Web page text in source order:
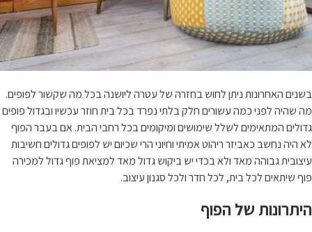
בשנים האחרונות ניתן לחוש בחזרה של עטרה ליושנה בכל מה שקשור לפופים.
מה שהיה לפני כמה עשורים חלק בלתי נפרד בכל בית חוזר עכשיו ובגדול פופים
גדולים המתאימים לשלל שימושים ומיקומים בכל רחבי הבית. אם בעבר הפוף
לא היה נחשב כאביזר ריהוט אמיתי וחיוני הרי שכיום יש לפופים גדולים חשיבות
עיצובית גבוהה מאד ולא בכדי יש ביקוש גדול מאד למציאת פוף גדול למכירה
פוף שיתאים לכל בית, לכל חדר ולכל סגנון עיצוב.
היתרונות של הפוף